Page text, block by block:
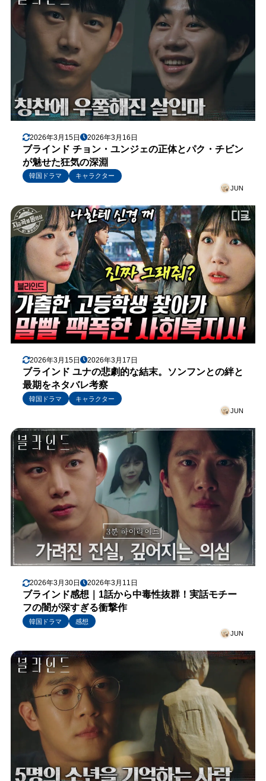
2026年3月15日 2026年3月16日
ブラインド チョン・ユンジェの正体とパク・チビン
が魅せた狂気の深淵
韓国ドラマ
キャラクター
JUN
2026年3月15日 2026年3月17日
ブラインド ユナの悲劇的な結末。ソンフンとの絆と
最期をネタバレ考察
韓国ドラマ
キャラクター
JUN
2026年3月30日 2026年3月11日
ブラインド感想｜1話から中毒性抜群！実話モチー
フの闇が深すぎる衝撃作
韓国ドラマ
感想
JUN